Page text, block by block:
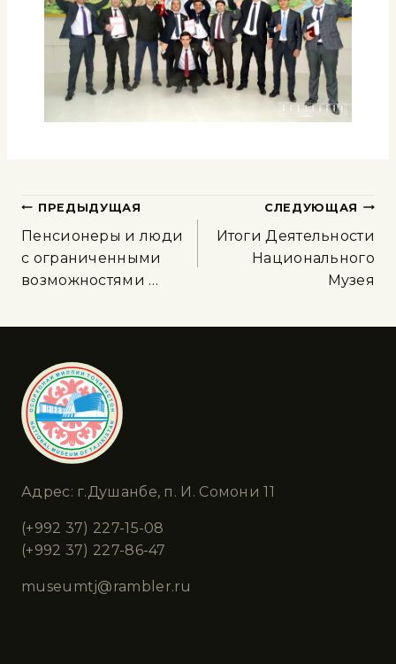
ПРЕДЫДУЩАЯ
Пенсионеры и люди
с ограниченными
возможностями …
СЛЕДУЮЩАЯ
Итоги Деятельности
Национального
Музея
Адрес: г.Душанбе, п. И. Сомони 11
(+992 37) 227-15-08
(+992 37) 227-86-47
museumtj@rambler.ru